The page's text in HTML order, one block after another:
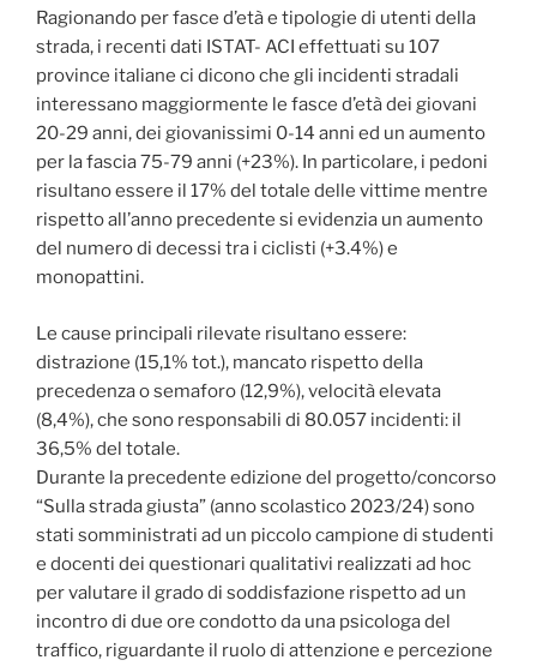
Ragionando per fasce d’età e tipologie di utenti della
strada, i recenti dati ISTAT- ACI effettuati su 107
province italiane ci dicono che gli incidenti stradali
interessano maggiormente le fasce d’età dei giovani
20-29 anni, dei giovanissimi 0-14 anni ed un aumento
per la fascia 75-79 anni (+23%). In particolare, i pedoni
risultano essere il 17% del totale delle vittime mentre
rispetto all’anno precedente si evidenzia un aumento
del numero di decessi tra i ciclisti (+3.4%) e
monopattini.
Le cause principali rilevate risultano essere:
distrazione (15,1% tot.), mancato rispetto della
precedenza o semaforo (12,9%), velocità elevata
(8,4%), che sono responsabili di 80.057 incidenti: il
36,5% del totale.
Durante la precedente edizione del progetto/concorso
“Sulla strada giusta” (anno scolastico 2023/24) sono
stati somministrati ad un piccolo campione di studenti
e docenti dei questionari qualitativi realizzati ad hoc
per valutare il grado di soddisfazione rispetto ad un
incontro di due ore condotto da una psicologa del
traffico, riguardante il ruolo di attenzione e percezione